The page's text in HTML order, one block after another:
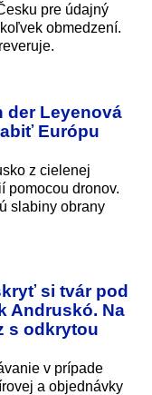
pre údajný
obmedzení.
der Leyenová
Európu
z cielenej
pomocou dronov.
slabiny obrany
si tvár pod
Andruskó. Na
s odkrytou
v prípade
a objednávky